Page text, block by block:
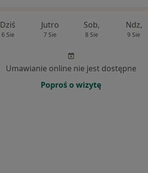
Dziś
6 Sie
Jutro
7 Sie
Sob,
8 Sie
Ndz,
9 Sie
Umawianie online nie jest dostępne
Poproś o wizytę